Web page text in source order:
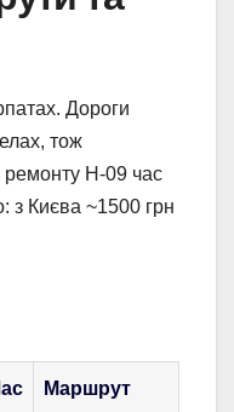
Дороги
тож
ремонту Н-09 час
з Києва ~1500 грн
Маршрут